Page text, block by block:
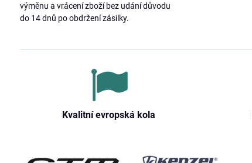
výměnu a vrácení zboží bez udání důvodu
do 14 dnů po obdržení zásilky.
Kvalitní evropská kola